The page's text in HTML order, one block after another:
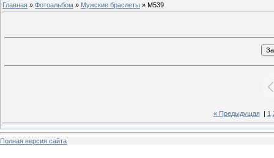
Главная » Фотоальбом » Мужские браслеты » M539
« Предыдущая| 1
Полная версия сайта